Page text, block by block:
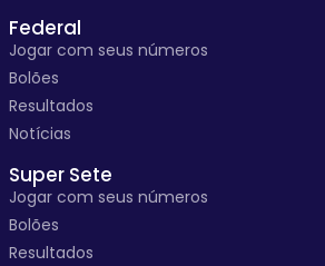
Federal
Jogar com seus números
Bolões
Resultados
Notícias
Super Sete
Jogar com seus números
Bolões
Resultados